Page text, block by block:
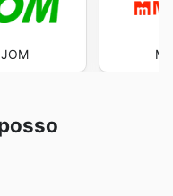
JOM